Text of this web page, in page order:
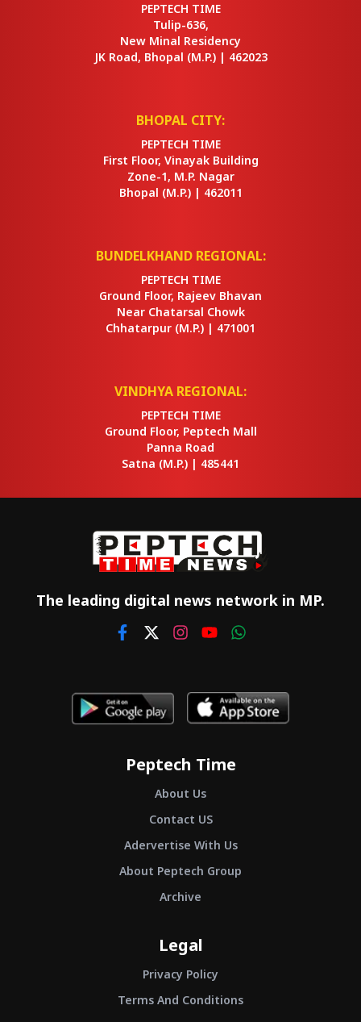
PEPTECH TIME
Tulip-636,
New Minal Residency
JK Road, Bhopal (M.P.) | 462023
BHOPAL CITY:
PEPTECH TIME
First Floor, Vinayak Building
Zone-1, M.P. Nagar
Bhopal (M.P.) | 462011
BUNDELKHAND REGIONAL:
PEPTECH TIME
Ground Floor, Rajeev Bhavan
Near Chatarsal Chowk
Chhatarpur (M.P.) | 471001
VINDHYA REGIONAL:
PEPTECH TIME
Ground Floor, Peptech Mall
Panna Road
Satna (M.P.) | 485441
The leading digital news network in MP.
Peptech Time
About Us
Contact US
Adervertise With Us
About Peptech Group
Archive
Legal
Privacy Policy
Terms And Conditions